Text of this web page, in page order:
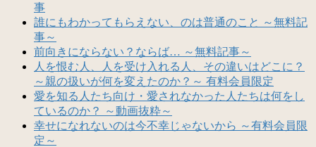
事
誰にもわかってもらえない、のは普通のこと ～無料記
事～
前向きにならない？ならば… ～無料記事～
人を恨む人、人を受け入れる人、その違いはどこに？
～親の扱いが何を変えたのか？～ 有料会員限定
愛を知る人たち向け・愛されなかった人たちは何をし
ているのか？ ～動画抜粋～
幸せになれないのは今不幸じゃないから ～有料会員限
定～